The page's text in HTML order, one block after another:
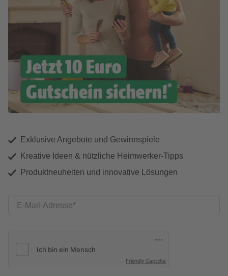
Exklusive Angebote und Gewinnspiele
Kreative Ideen & nützliche Heimwerker-Tipps
Produktneuheiten und innovative Lösungen
E-Mail-Adresse
Friendly Captcha